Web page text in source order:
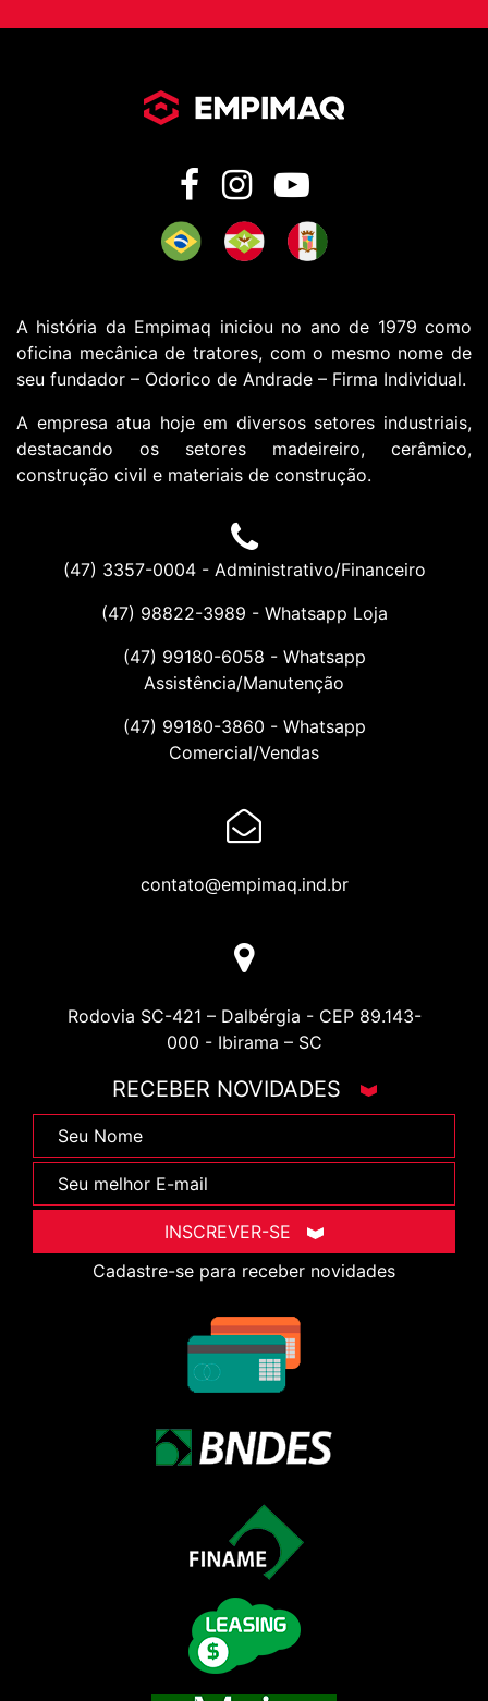
A história da Empimaq iniciou no ano de 1979 como
oficina mecânica de tratores, com o mesmo nome de
seu fundador – Odorico de Andrade – Firma Individual.
A empresa atua hoje em diversos setores industriais,
destacando os setores madeireiro, cerâmico,
construção civil e materiais de construção.
(47) 3357-0004 - Administrativo/Financeiro
(47) 98822-3989 - Whatsapp Loja
(47) 99180-6058 - Whatsapp
Assistência/Manutenção
(47) 99180-3860 - Whatsapp
Comercial/Vendas
contato@empimaq.ind.br
Rodovia SC-421 – Dalbérgia - CEP 89.143-
000 - Ibirama – SC
RECEBER NOVIDADES
Cadastre-se para receber novidades